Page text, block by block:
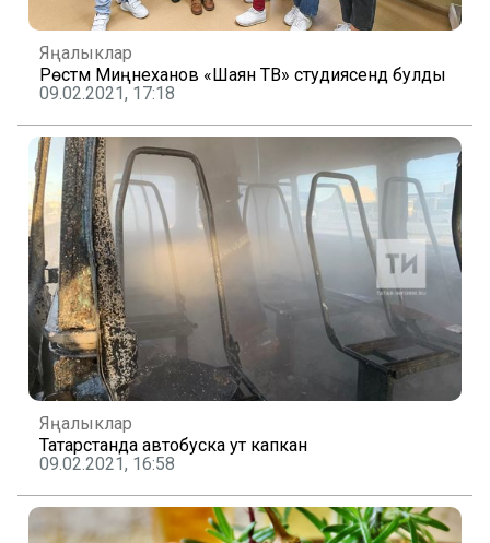
Яңалыклар
Рөстәм Миңнеханов «Шаян ТВ» студиясендә булды
09.02.2021, 17:18
Яңалыклар
Татарстанда автобуска ут капкан
09.02.2021, 16:58